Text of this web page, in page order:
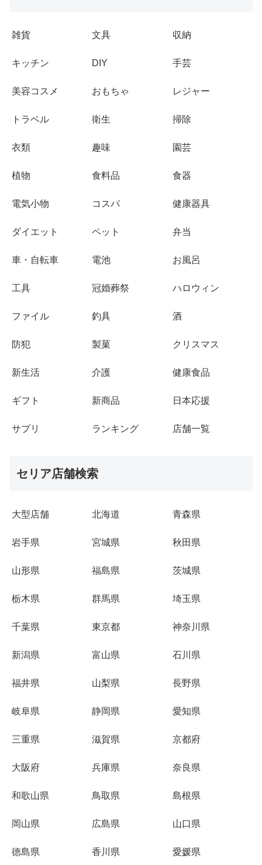
雑貨 文具 収納
キッチン DIY 手芸
美容コスメ おもちゃ レジャー
トラベル 衛生 掃除
衣類 趣味 園芸
植物 食料品 食器
電気小物 コスパ 健康器具
ダイエット ペット 弁当
車・自転車 電池 お風呂
工具 冠婚葬祭 ハロウィン
ファイル 釣具 酒
防犯 製菓 クリスマス
新生活 介護 健康食品
ギフト 新商品 日本応援
サプリ ランキング 店舗一覧
セリア店舗検索
大型店舗 北海道 青森県
岩手県 宮城県 秋田県
山形県 福島県 茨城県
栃木県 群馬県 埼玉県
千葉県 東京都 神奈川県
新潟県 富山県 石川県
福井県 山梨県 長野県
岐阜県 静岡県 愛知県
三重県 滋賀県 京都府
大阪府 兵庫県 奈良県
和歌山県 鳥取県 島根県
岡山県 広島県 山口県
徳島県 香川県 愛媛県